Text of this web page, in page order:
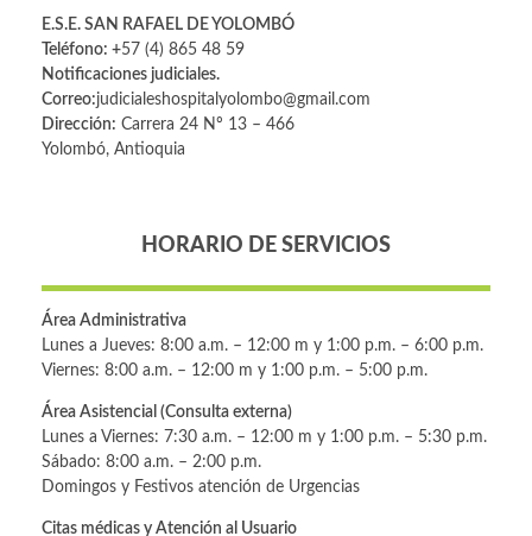
E.S.E. SAN RAFAEL DE YOLOMBÓ
Teléfono: +57 (4) 865 48 59
Notificaciones judiciales.
Correo:judicialeshospitalyolombo@gmail.com
Dirección: Carrera 24 Nº 13 – 466
Yolombó, Antioquia
HORARIO DE SERVICIOS
Área Administrativa
Lunes a Jueves: 8:00 a.m. – 12:00 m y 1:00 p.m. – 6:00 p.m.
Viernes: 8:00 a.m. – 12:00 m y 1:00 p.m. – 5:00 p.m.
Área Asistencial (Consulta externa)
Lunes a Viernes: 7:30 a.m. – 12:00 m y 1:00 p.m. – 5:30 p.m.
Sábado: 8:00 a.m. – 2:00 p.m.
Domingos y Festivos atención de Urgencias
Citas médicas y Atención al Usuario